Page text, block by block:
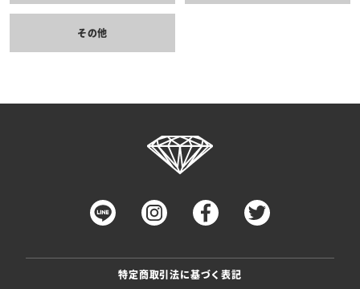
その他
特定商取引法に基づく表記